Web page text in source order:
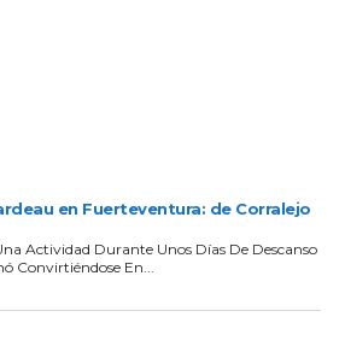
en Fuerteventura: de Corralejo
Actividad Durante Unos Días De Descanso
Convirtiéndose En...